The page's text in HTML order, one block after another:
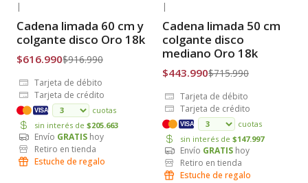
Envío Gratis
|
Cadena limada 60 cm y
colgante disco Oro 18k
$616.990$916.990
Tarjeta de débito
Tarjeta de crédito
VISA
cuotas
sin interés de $205.663
Envío GRATIS hoy
Retiro en tienda
Estuche de regalo
Envío Gratis
|
Cadena limada 50 cm
colgante disco
mediano Oro 18k
$443.990$715.990
Tarjeta de débito
Tarjeta de crédito
VISA
cuotas
sin interés de $147.997
Envío GRATIS hoy
Retiro en tienda
Estuche de regalo